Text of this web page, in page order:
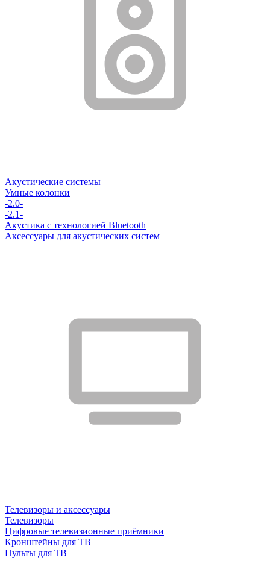
Акустические системы
Умные колонки
-2.0-
-2.1-
Акустика с технологией Bluetooth
Аксессуары для акустических систем
Телевизоры и аксессуары
Телевизоры
Цифровые телевизионные приёмники
Кронштейны для ТВ
Пульты для ТВ